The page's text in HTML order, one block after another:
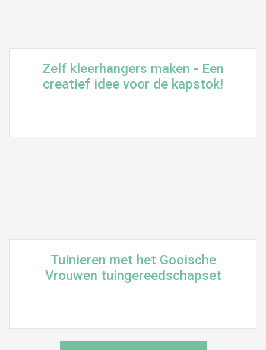
Zelf kleerhangers maken - Een
creatief idee voor de kapstok!
Tuinieren met het Gooische
Vrouwen tuingereedschapset